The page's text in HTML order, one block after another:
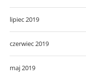
lipiec 2019
czerwiec 2019
maj 2019